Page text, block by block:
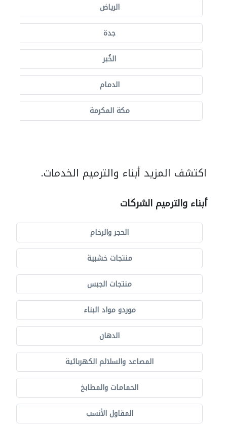
الرياض
جدة
الخُبر
الدمام
مكة المكرمة
اكتشف المزيد أبناء والترميم الخدمات.
أبناء والترميم الشركات
الحجر والرخام
منتجات خشبية
منتجات الجبس
موردو مواد البناء
الدهان
المصاعد والسلالم الكهربائية
الحمامات والمطابخ
المقاول الأنسب